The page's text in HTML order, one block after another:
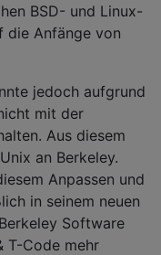
BSD- und Linux-
die Anfänge von
jedoch aufgrund
mit der
Aus diesem
an Berkeley.
Anpassen und
in seinem neuen
Software
T-Code mehr